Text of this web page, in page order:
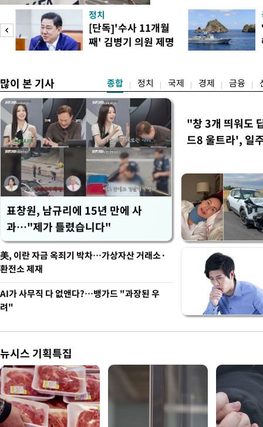
관계자 여러분께 드리는
다. 축구협회는 최근 2026
컵 조별리그 탈락과 관련해
회에서 질타를 받은 데 이
정치
[단독]'수사 11개월
째' 김병기 의원 제명
많이 본 기사 종합 정치 국제 경제 금융
표창원, 남규리에 15년 만에 사
과…"제가 틀렸습니다"
"창 3개 띄워도
드8 울트라', 일
美, 이란 자금 옥죄기 박차…가상자산 거래소·
환전소 제재
AI가 사무직 다 없앤다?…뱅가드 "과장된 우
려"
뉴시스 기획특집